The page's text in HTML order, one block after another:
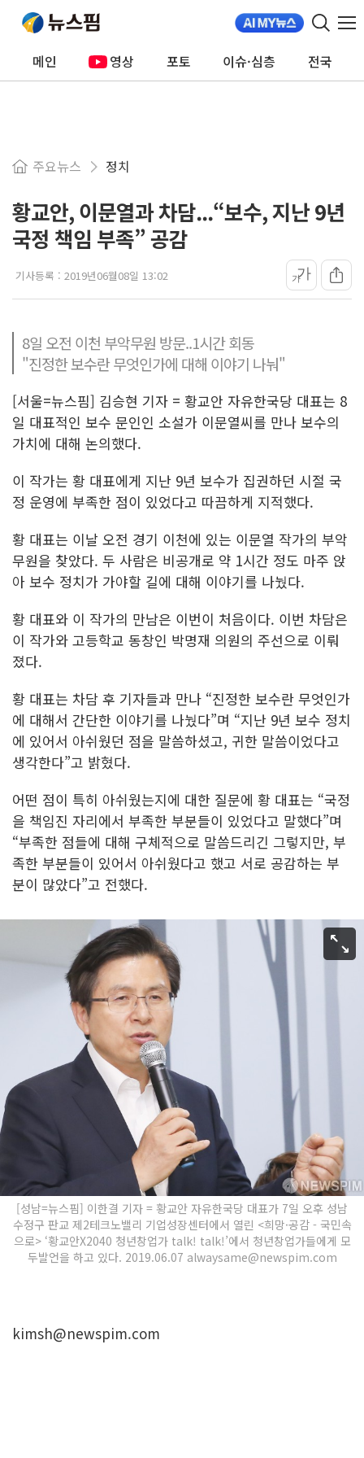
메인 영상 포토 이슈·심층 전국
주요뉴스 정치
황교안, 이문열과 차담...“보수, 지난 9년
국정 책임 부족” 공감
기사등록 : 2019년06월08일 13:02 가가
8일 오전 이천 부악무원 방문..1시간 회동
"진정한 보수란 무엇인가에 대해 이야기 나눠"
[서울=뉴스핌] 김승현 기자 = 황교안 자유한국당 대표는 8
일 대표적인 보수 문인인 소설가 이문열씨를 만나 보수의
가치에 대해 논의했다.
이 작가는 황 대표에게 지난 9년 보수가 집권하던 시절 국
정 운영에 부족한 점이 있었다고 따끔하게 지적했다.
황 대표는 이날 오전 경기 이천에 있는 이문열 작가의 부악
무원을 찾았다. 두 사람은 비공개로 약 1시간 정도 마주 앉
아 보수 정치가 가야할 길에 대해 이야기를 나눴다.
황 대표와 이 작가의 만남은 이번이 처음이다. 이번 차담은
이 작가와 고등학교 동창인 박명재 의원의 주선으로 이뤄
졌다.
황 대표는 차담 후 기자들과 만나 “진정한 보수란 무엇인가
에 대해서 간단한 이야기를 나눴다”며 “지난 9년 보수 정치
에 있어서 아쉬웠던 점을 말씀하셨고, 귀한 말씀이었다고
생각한다”고 밝혔다.
어떤 점이 특히 아쉬웠는지에 대한 질문에 황 대표는 “국정
을 책임진 자리에서 부족한 부분들이 있었다고 말했다”며
“부족한 점들에 대해 구체적으로 말씀드리긴 그렇지만, 부
족한 부분들이 있어서 아쉬웠다고 했고 서로 공감하는 부
분이 많았다”고 전했다.
[성남=뉴스핌] 이한결 기자 = 황교안 자유한국당 대표가 7일 오후 성남
수정구 판교 제2테크노밸리 기업성장센터에서 열린 <희망·공감 - 국민속
으로> ‘황교안X2040 청년창업가 talk! talk!’에서 청년창업가들에게 모
두발언을 하고 있다. 2019.06.07 alwaysame@newspim.com
kimsh@newspim.com